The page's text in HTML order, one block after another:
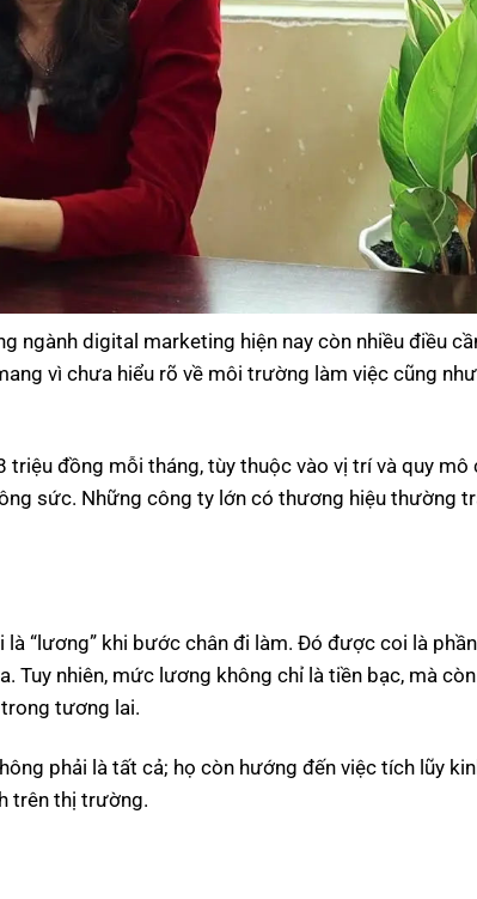
digital marketing hiện nay còn nhiều điều
vì chưa hiểu rõ về môi trường làm việc cũng
đồng mỗi tháng, tùy thuộc vào vị trí và quy mô
sức. Những công ty lớn có thương hiệu thường
“lương” khi bước chân đi làm. Đó được coi là
Tuy nhiên, mức lương không chỉ là tiền bạc, mà
tương lai.
phải là tất cả; họ còn hướng đến việc tích lũy
trên thị trường.